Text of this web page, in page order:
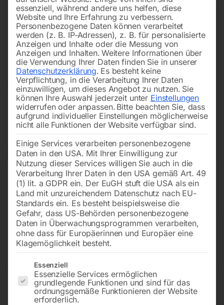
Ventilator für Motor zu KBM 16
Preis auf Anfrage
essenziell, während andere uns helfen, diese
Website und Ihre Erfahrung zu verbessern.
Personenbezogene Daten können verarbeitet
werden (z. B. IP-Adressen), z. B. für personalisierte
Anzeigen und Inhalte oder die Messung von
Anzeigen und Inhalten. Weitere Informationen über
die Verwendung Ihrer Daten finden Sie in unserer
Datenschutzerklärung. Es besteht keine
Verpflichtung, in die Verarbeitung Ihrer Daten
einzuwilligen, um dieses Angebot zu nutzen. Sie
können Ihre Auswahl jederzeit unter Einstellungen
widerrufen oder anpassen. Bitte beachten Sie, dass
aufgrund individueller Einstellungen möglicherweise
nicht alle Funktionen der Website verfügbar sind.
Einige Services verarbeiten personenbezogene
Daten in den USA. Mit Ihrer Einwilligung zur
Nutzung dieser Services willigen Sie auch in die
Verarbeitung Ihrer Daten in den USA gemäß Art. 49
(1) lit. a GDPR ein. Der EuGH stuft die USA als ein
Land mit unzureichendem Datenschutz nach EU-
Standards ein. Es besteht beispielsweise die
Gefahr, dass US-Behörden personenbezogene
Daten in Überwachungsprogrammen verarbeiten,
ohne dass für Europäerinnen und Europäer eine
Klagemöglichkeit besteht.
Es folgt eine Liste der Service-Gruppen, für die eine
Essenziell
Essenzielle Services ermöglichen
grundlegende Funktionen und sind für das
ordnungsgemäße Funktionieren der Website
erforderlich.